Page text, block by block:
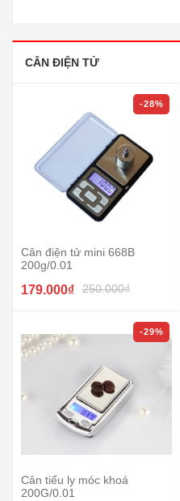
CÂN ĐIỆN TỬ
-28%
Cân điện tử mini 668B
200g/0.01
179.000₫ 250.000₫
-29%
Cân tiểu ly móc khoá
200G/0.01